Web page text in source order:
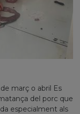
març o abril Es
del porc que
especialment als